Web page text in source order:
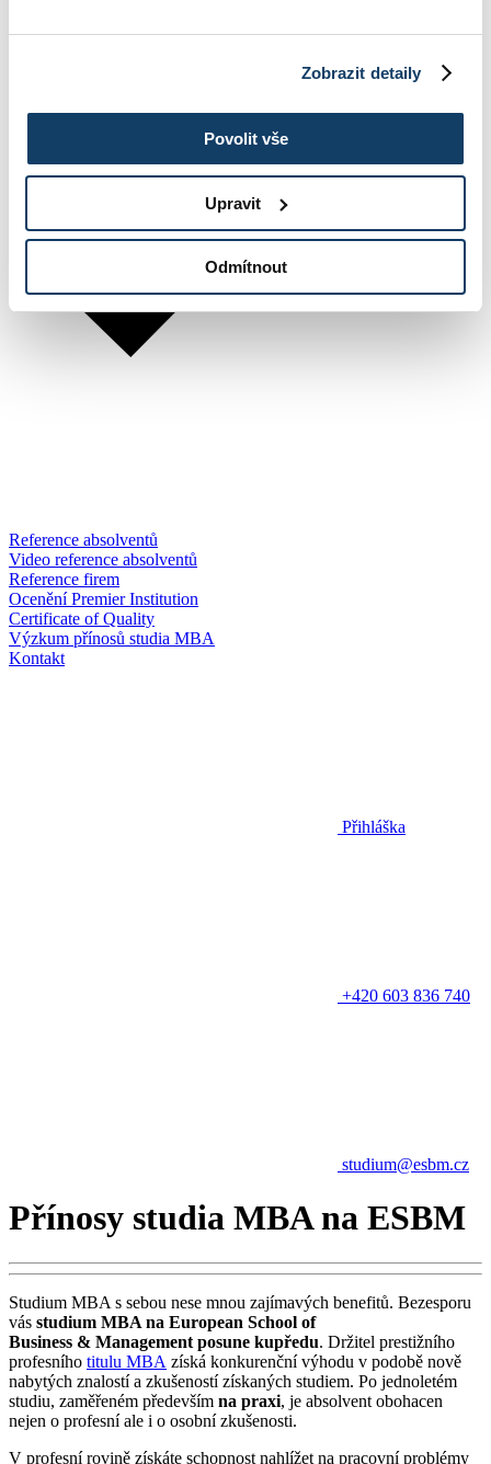
Zobrazit detaily
Povolit vše
Upravit
Odmítnout
Reference absolventů
Video reference absolventů
Reference firem
Ocenění Premier Institution
Certificate of Quality
Výzkum přínosů studia MBA
Kontakt
Přihláška
+420 603 836 740
studium@esbm.cz
Přínosy studia MBA na ESBM
Studium MBA s sebou nese mnou zajímavých benefitů. Bezesporu
vás studium MBA na European School of
Business & Management posune kupředu. Držitel prestižního
profesního titulu MBA získá konkurenční výhodu v podobě nově
nabytých znalostí a zkušeností získaných studiem. Po jednoletém
studiu, zaměřeném především na praxi, je absolvent obohacen
nejen o profesní ale i o osobní zkušenosti.
V profesní rovině získáte schopnost nahlížet na pracovní problémy